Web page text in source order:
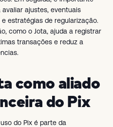
ajustes, eventuais
estratégias de regularização.
como o Jota, ajuda a registrar
transações e reduz a
como aliado
do Pix
do Pix é parte da